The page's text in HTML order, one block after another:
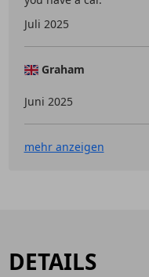
Juli 2025
Graham
Juni 2025
mehr anzeigen
DETAILS